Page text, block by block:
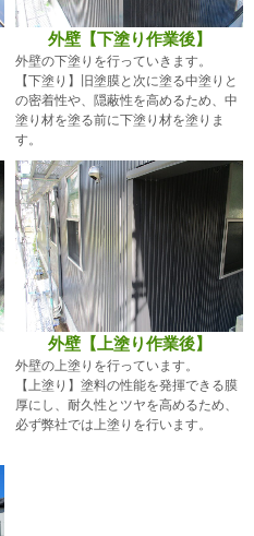
外壁【下塗り作業後】
外壁の下塗りを行っていきます。
【下塗り】旧塗膜と次に塗る中塗りと
の密着性や、隠蔽性を高めるため、中
塗り材を塗る前に下塗り材を塗りま
す。
外壁【上塗り作業後】
外壁の上塗りを行っています。
【上塗り】塗料の性能を発揮できる膜
厚にし、耐久性とツヤを高めるため、
必ず弊社では上塗りを行います。